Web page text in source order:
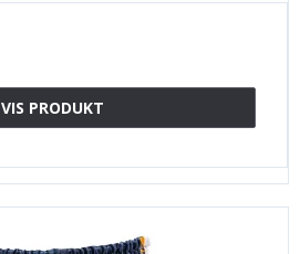
VIS PRODUKT